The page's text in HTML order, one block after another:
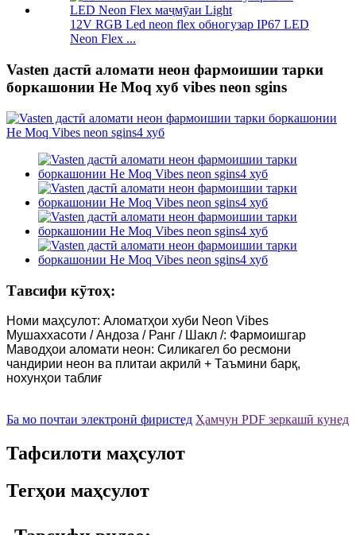
12V RGB Led neon flex обногузар IP67 LED
Neon Flex ...
Vasten дастӣ аломати неон фармоишии тарки
боркашонии Не Moq хуб vibes neon sgins
Тавсифи кӯтоҳ:
Номи маҳсулот: Аломатҳои хуби Neon Vibes
Мушаххасоти / Андоза / Ранг / Шакл /: Фармоишгар
Маводҳои аломати неон: Силикагел бо ресмони
чандирии неон ва плитаи акрилӣ + Таъмини барқ,
нохунҳои таблиғ
Ба мо почтаи электронӣ фиристед Ҳамчун PDF зеркашӣ кунед
Тафсилоти маҳсулот
Тегҳои маҳсулот